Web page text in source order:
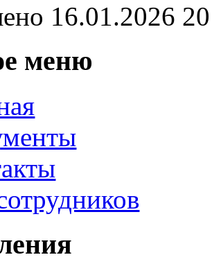
16.01.2026
меню